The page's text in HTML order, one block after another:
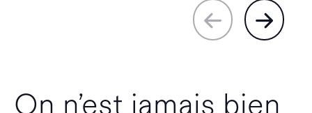
On n’est jamais bien